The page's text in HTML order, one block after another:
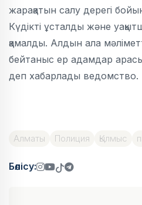
жарақатын салу дерегі
Күдікті ұсталды және
қамалды. Алдын ала
бейтаныс ер адамдар
деп хабарлады ведомство.
Алматы Полиция Қылмыс
Бөлісу: